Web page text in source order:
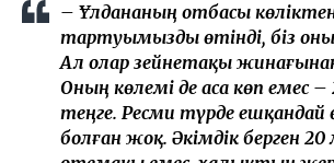
– Ұлдананың отбасы
тартуымызды өтінді, біз оны
Ал олар зейнетақы
Оның көлемі де аса көп емес
теңге. Ресми түрде
болған жоқ. Әкімдік берген